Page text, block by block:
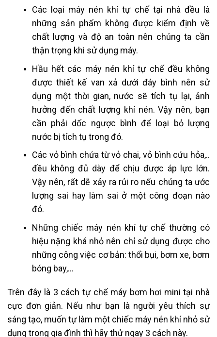
Các loại máy nén khí tự chế tại nhà đều là
những sản phẩm không được kiểm định về
chất lượng và độ an toàn nên chúng ta cần
thận trọng khi sử dụng máy.
Hầu hết các máy nén khí tự chế đều không
được thiết kế van xả dưới đáy bình nên sử
dụng một thời gian, nước sẽ tích tụ lại, ảnh
hưởng đến chất lượng khí nén. Vậy nên, bạn
cần phải dốc ngược bình để loại bỏ lượng
nước bị tích tụ trong đó.
Các vỏ bình chứa từ vỏ chai, vỏ bình cứu hỏa,..
đều không đủ dày để chịu được áp lực lớn.
Vậy nên, rất dễ xảy ra rủi ro nếu chúng ta ước
lượng sai hay làm sai ở một công đoạn nào
đó.
Những chiếc máy nén khí tự chế thường có
hiệu nặng khá nhỏ nên chỉ sử dụng được cho
những công việc cơ bản: thổi bụi, bơm xe, bơm
bóng bay,…
Trên đây là 3 cách tự chế máy bơm hơi mini tại nhà
cực đơn giản. Nếu như bạn là người yêu thích sự
sáng tạo, muốn tự làm một chiếc máy nén khí nhỏ sử
dụng trong gia đình thì hãy thử ngay 3 cách này.